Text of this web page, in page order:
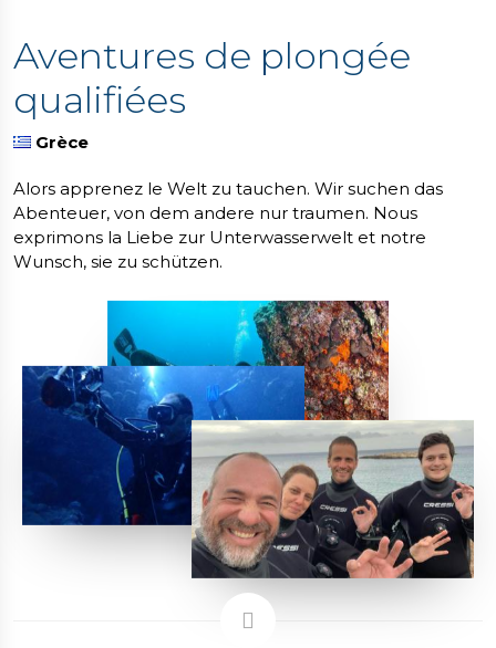
Aventures de plongée
qualifiées
Grèce
Alors apprenez le Welt zu tauchen. Wir suchen das
Abenteuer, von dem andere nur traumen. Nous
exprimons la Liebe zur Unterwasserwelt et notre
Wunsch, sie zu schützen.